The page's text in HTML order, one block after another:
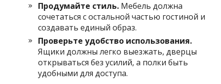
Продумайте стиль. Мебель должна
сочетаться с остальной частью гостиной и
создавать единый образ.
Проверьте удобство использования.
Ящики должны легко выезжать, дверцы
открываться без усилий, а полки быть
удобными для доступа.